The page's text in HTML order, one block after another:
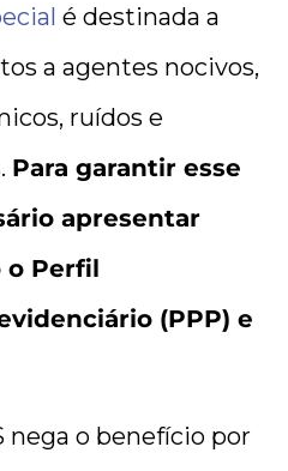
é destinada a
a agentes nocivos,
ruídos e
Para garantir esse
apresentar
o Perfil
(PPP) e
nega o benefício por